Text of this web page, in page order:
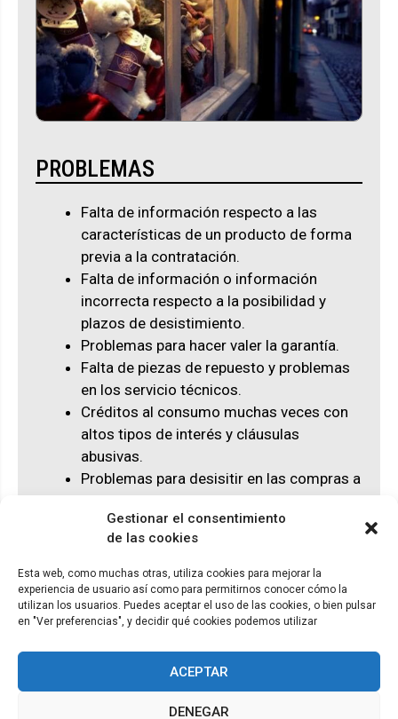
Gestionar el consentimiento
de las cookies
Esta web, como muchas otras, utiliza cookies para mejorar la
experiencia de usuario así como para permitirnos conocer cómo la
utilizan los usuarios. Puedes aceptar el uso de las cookies, o bien pulsar
en "Ver preferencias", y decidir qué cookies podemos utilizar
ACEPTAR
DENEGAR
PROBLEMAS
Falta de información respecto a las
características de un producto de forma
previa a la contratación.
Falta de información o información
incorrecta respecto a la posibilidad y
plazos de desistimiento.
Problemas para hacer valer la garantía.
Falta de piezas de repuesto y problemas
en los servicio técnicos.
Créditos al consumo muchas veces con
altos tipos de interés y cláusulas
abusivas.
Problemas para desisitir en las compras a
distancia.
© ADICAE - 2022